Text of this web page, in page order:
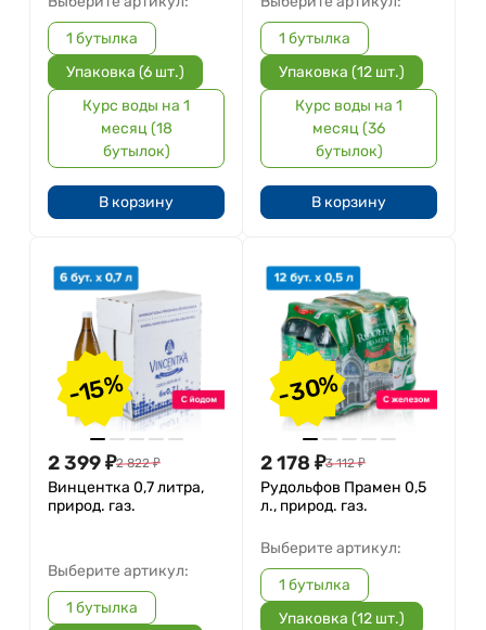
1 бутылка
Упаковка (6 шт.)
Курс воды на 1
месяц (18
бутылок)
В корзину
1 бутылка
Упаковка (12 шт.)
Курс воды на 1
месяц (36
бутылок)
В корзину
-15%
2 399₽2 822 ₽
Винцентка 0,7 литра,
природ. газ.
Выберите артикул:
1 бутылка
-30%
2 178 ₽3 112 ₽
Рудольфов Прамен 0,5
л., природ. газ.
Выберите артикул:
1 бутылка
Упаковка (12 шт.)